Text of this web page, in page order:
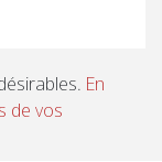
En
de vos